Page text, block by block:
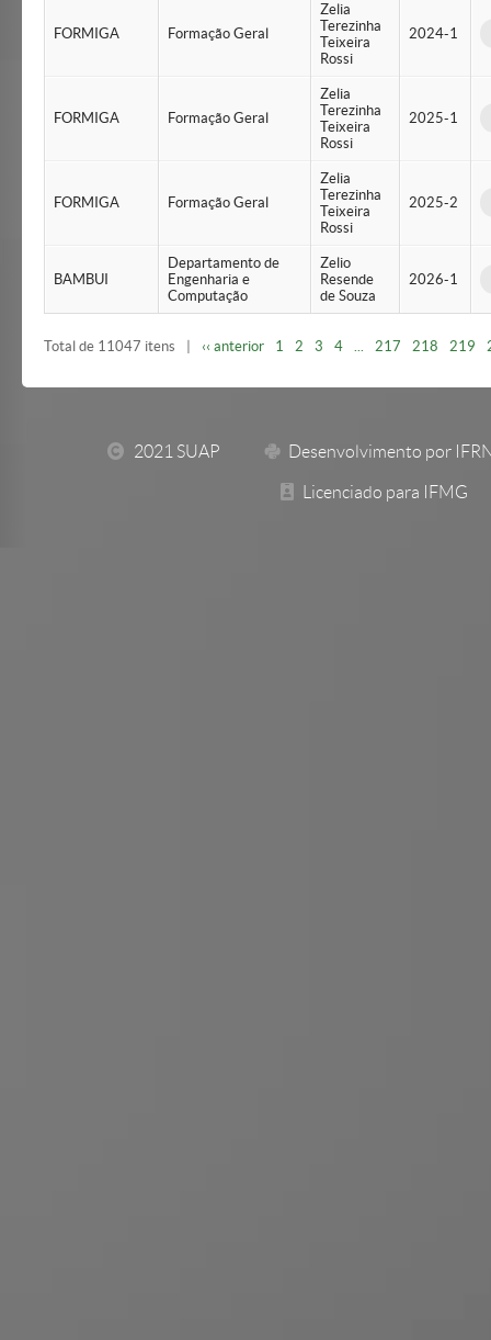
FORMIGA Formação Geral
Zelia
Terezinha
Teixeira
Rossi
2024-1
FORMIGA Formação Geral
Zelia
Terezinha
Teixeira
Rossi
2025-1
FORMIGA Formação Geral
Zelia
Terezinha
Teixeira
Rossi
2025-2
BAMBUI
Departamento de
Engenharia e
Computação
Zelio
Resende
de Souza
2026-1
Total de 11047 itens ‹‹ anterior 1 2 3 4 ... 217 218 219
2021 SUAP Desenvolvimento por
Licenciado para IFMG